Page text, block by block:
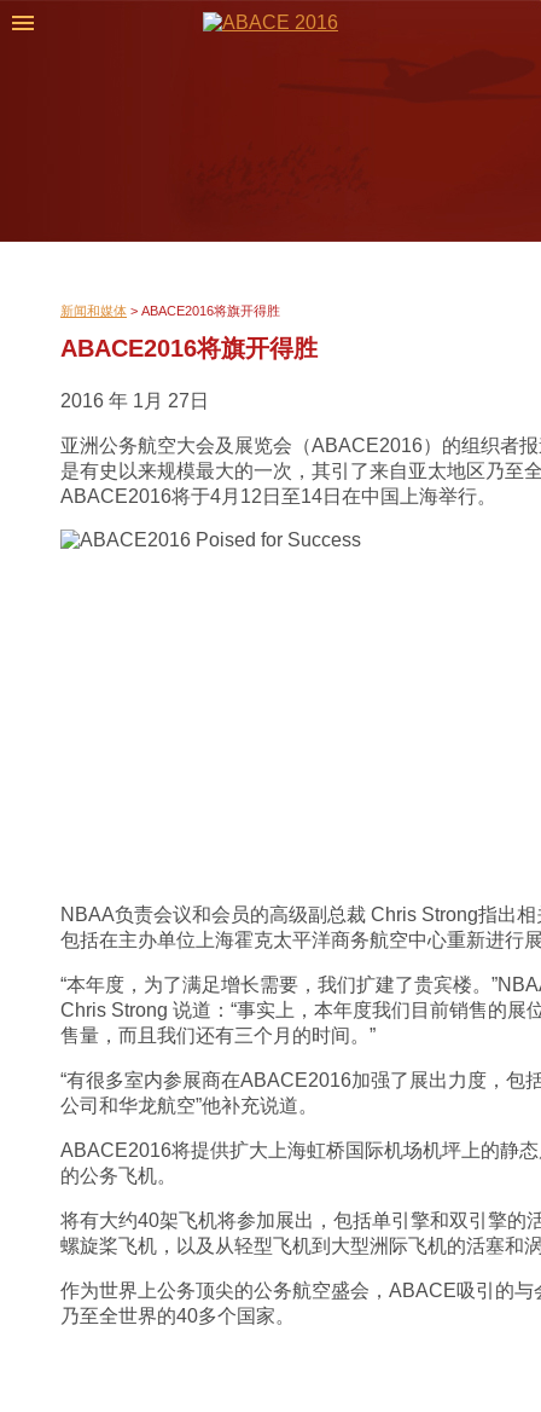
新闻和媒体 > ABACE2016将旗开得胜
ABACE2016将旗开得胜
2016 年 1月 27日
亚洲公务航空大会及展览会（ABACE2016）的组织者
是有史以来规模最大的一次，其引了来自亚太地区乃至
ABACE2016将于4月12日至14日在中国上海举行。
NBAA负责会议和会员的高级副总裁 Chris Strong指出
包括在主办单位上海霍克太平洋商务航空中心重新进行
“本年度，为了满足增长需要，我们扩建了贵宾楼。
Chris Strong 说道：“事实上，本年度我们目前销售的展
售量，而且我们还有三个月的时间。”
“有很多室内参展商在ABACE2016加强了展出力度，包
公司和华龙航空”他补充说道。
ABACE2016将提供扩大上海虹桥国际机场机坪上的静
的公务飞机。
将有大约40架飞机将参加展出，包括单引擎和双引擎的
螺旋桨飞机，以及从轻型飞机到大型洲际飞机的活塞和
作为世界上公务顶尖的公务航空盛会，ABACE吸引的
乃至全世界的40多个国家。